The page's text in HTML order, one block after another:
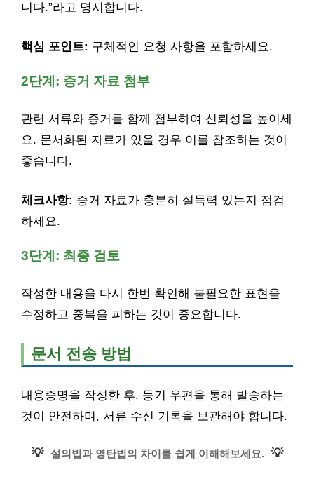
니다.”라고 명시합니다.
핵심 포인트: 구체적인 요청 사항을 포함하세요.
2단계: 증거 자료 첨부
관련 서류와 증거를 함께 첨부하여 신뢰성을 높이세
요. 문서화된 자료가 있을 경우 이를 참조하는 것이
좋습니다.
체크사항: 증거 자료가 충분히 설득력 있는지 점검
하세요.
3단계: 최종 검토
작성한 내용을 다시 한번 확인해 불필요한 표현을
수정하고 중복을 피하는 것이 중요합니다.
문서 전송 방법
내용증명을 작성한 후, 등기 우편을 통해 발송하는
것이 안전하며, 서류 수신 기록을 보관해야 합니다.
💡 설의법과 영탄법의 차이를 쉽게 이해해보세요. 💡